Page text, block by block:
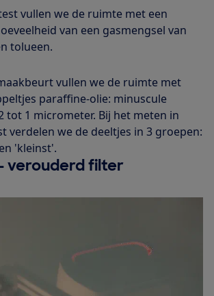
vullen we de ruimte met een
van een gasmengsel van
tolueen.
vullen we de ruimte met
paraffine-olie: minuscule
tot 1 micrometer. Bij het meten in
verdelen we de deeltjes in 3 groepen:
'kleinst'.
verouderd filter